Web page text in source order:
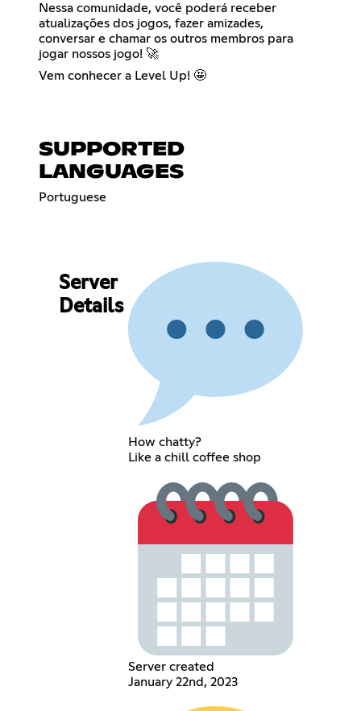
Nessa comunidade, você poderá receber
atualizações dos jogos, fazer amizades,
conversar e chamar os outros membros para
jogar nossos jogo! 🚀
Vem conhecer a Level Up! 🤩
SUPPORTED
LANGUAGES
Portuguese
Server
Details
How chatty?
Like a chill coffee shop
Server created
January 22nd, 2023